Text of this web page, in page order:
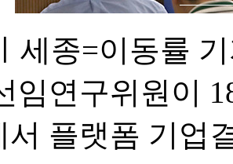
세종=이동률
임연구위원이
서 플랫폼 기업